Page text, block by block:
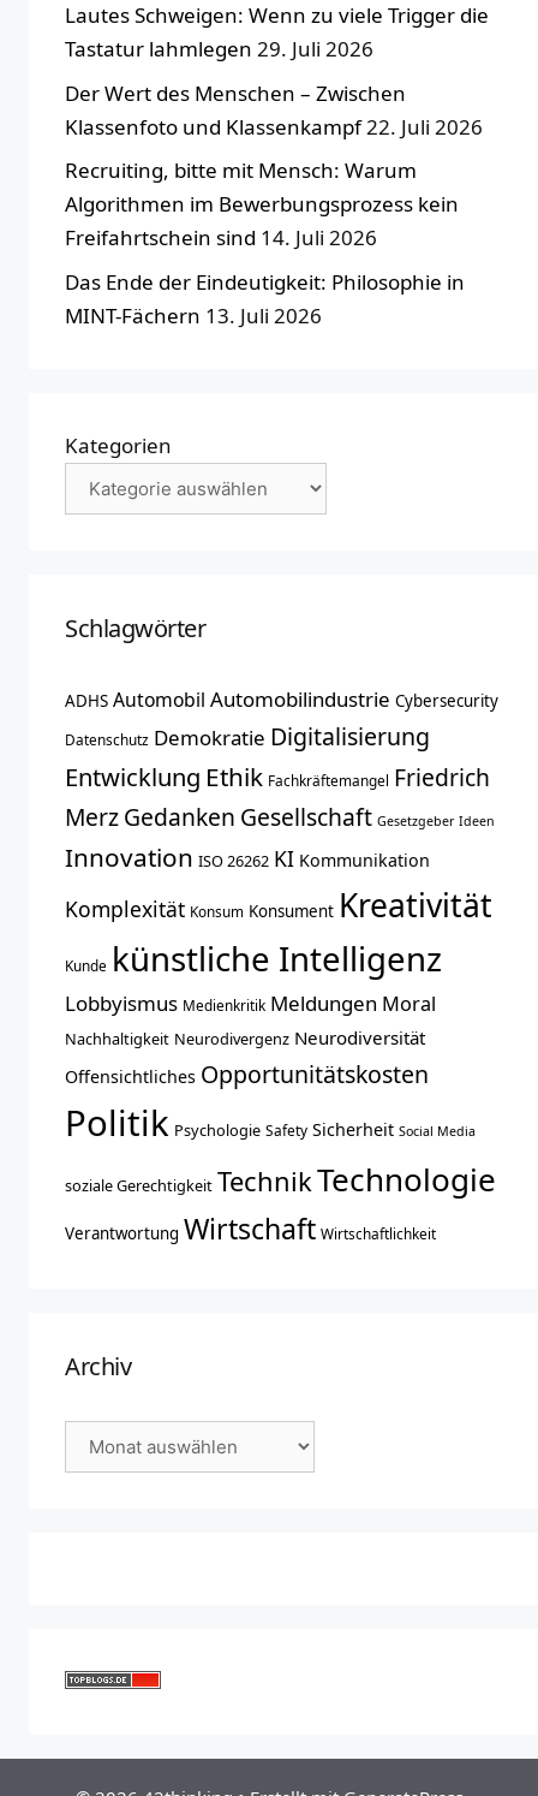
Lautes Schweigen: Wenn zu viele Trigger die
Tastatur lahmlegen 29. Juli 2026
Der Wert des Menschen – Zwischen
Klassenfoto und Klassenkampf22. Juli 2026
Recruiting, bitte mit Mensch: Warum
Algorithmen im Bewerbungsprozess kein
Freifahrtschein sind 14. Juli 2026
Das Ende der Eindeutigkeit: Philosophie in
MINT-Fächern 13. Juli 2026
Kategorien
Schlagwörter
ADHS Automobil Automobilindustrie Cybersecurity
Datenschutz Demokratie Digitalisierung
Entwicklung Ethik Fachkräftemangel Friedrich
MerzGedanken Gesellschaft Gesetzgeber Ideen
Innovation ISO 26262 KI Kommunikation
Komplexität Konsum Konsument Kreativität
Kunde künstliche Intelligenz
Lobbyismus Medienkritik Meldungen Moral
Nachhaltigkeit Neurodivergenz Neurodiversität
Offensichtliches Opportunitätskosten
Politik Psychologie Safety Sicherheit Social Media
soziale Gerechtigkeit TechnikTechnologie
Verantwortung Wirtschaft Wirtschaftlichkeit
Archiv
Archiv